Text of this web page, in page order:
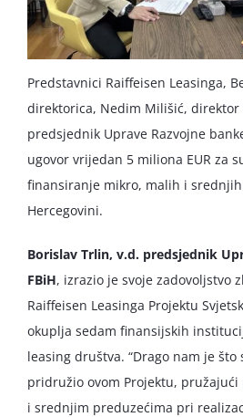
Predstavnici Raiffeisen Leasinga,
direktorica, Nedim Milišić, direktor
predsjednik Uprave Razvojne
ugovor vrijedan 5 miliona EUR za
finansiranje mikro, malih i
Hercegovini.
Borislav Trlin, v.d. predsjednik
FBiH, izrazio je svoje zadovoljstvo
Raiffeisen Leasinga Projektu
okuplja sedam finansijskih
leasing društva. “Drago nam je što
pridružio ovom Projektu,
i srednjim preduzećima pri